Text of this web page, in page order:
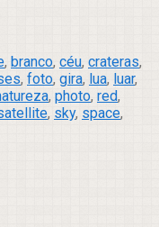
, branco, céu, crateras,
, foto, gira, lua, luar,
, photo, red,
, sky, space,